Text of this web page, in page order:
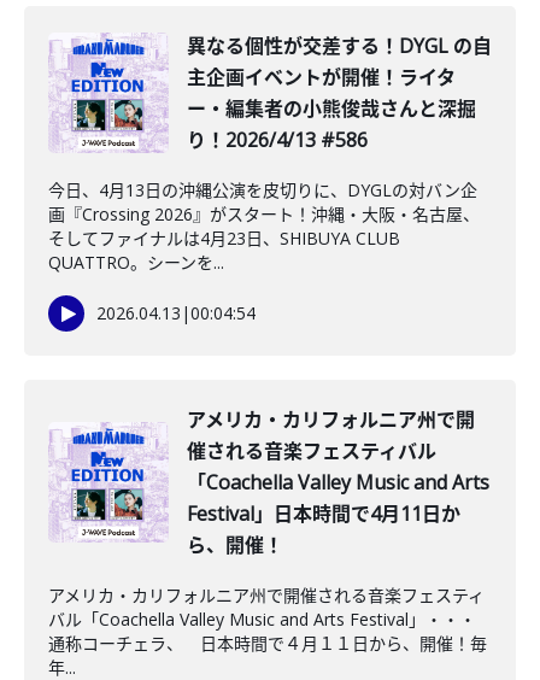
異なる個性が交差する！DYGL の自
主企画イベントが開催！ライタ
ー・編集者の小熊俊哉さんと深掘
り！2026/4/13 #586
今日、4月13日の沖縄公演を皮切りに、DYGLの対バン企
画『Crossing 2026』がスタート！沖縄・大阪・名古屋、
そしてファイナルは4月23日、SHIBUYA CLUB
QUATTRO。シーンを...
2026.04.13 |00:04:54
アメリカ・カリフォルニア州で開
催される音楽フェスティバル
「Coachella Valley Music and Arts
Festival」日本時間で4月11日か
ら、開催！
アメリカ・カリフォルニア州で開催される音楽フェスティ
バル「Coachella Valley Music and Arts Festival」・・・
通称コーチェラ、 日本時間で４月１１日から、開催！毎
年...